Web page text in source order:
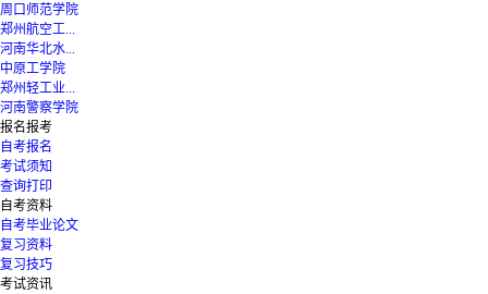
周口师范学院
郑州航空工...
河南华北水...
中原工学院
郑州轻工业...
河南警察学院
报名报考
自考报名
考试须知
查询打印
自考资料
自考毕业论文
复习资料
复习技巧
考试资讯